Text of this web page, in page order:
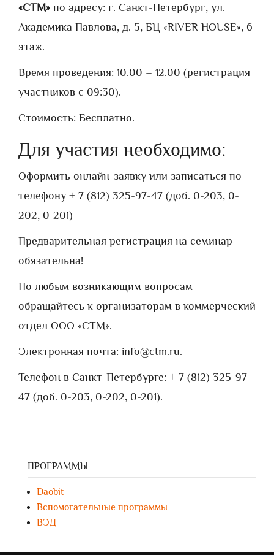
«СТМ» по адресу: г. Санкт-Петербург, ул.
Академика Павлова, д. 5, БЦ «RIVER HOUSE», 6
этаж.
Время проведения: 10.00 – 12.00 (регистрация
участников с 09:30).
Стоимость: Бесплатно.
Для участия необходимо:
Оформить онлайн-заявку или записаться по
телефону + 7 (812) 325-97-47 (доб. 0-203, 0-
202, 0-201)
Предварительная регистрация на семинар
обязательна!
По любым возникающим вопросам
обращайтесь к организаторам в коммерческий
отдел ООО «СТМ».
Электронная почта: info@ctm.ru.
Телефон в Санкт-Петербурге: + 7 (812) 325-97-
47 (доб. 0-203, 0-202, 0-201).
ПРОГРАММЫ
Daobit
Вспомогательные программы
ВЭД